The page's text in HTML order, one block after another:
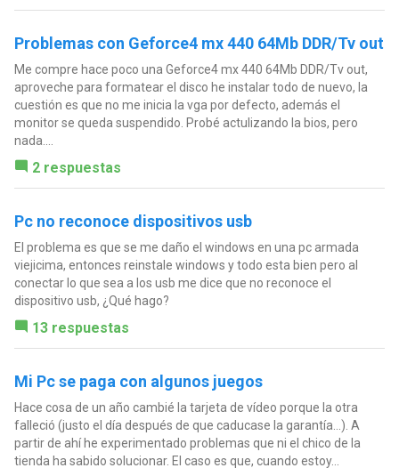
Problemas con Geforce4 mx 440 64Mb DDR/Tv out
Me compre hace poco una Geforce4 mx 440 64Mb DDR/Tv out,
aproveche para formatear el disco he instalar todo de nuevo, la
cuestión es que no me inicia la vga por defecto, además el
monitor se queda suspendido. Probé actulizando la bios, pero
nada....
2 respuestas
Pc no reconoce dispositivos usb
El problema es que se me daño el windows en una pc armada
viejicima, entonces reinstale windows y todo esta bien pero al
conectar lo que sea a los usb me dice que no reconoce el
dispositivo usb, ¿Qué hago?
13 respuestas
Mi Pc se paga con algunos juegos
Hace cosa de un año cambié la tarjeta de vídeo porque la otra
falleció (justo el día después de que caducase la garantía...). A
partir de ahí he experimentado problemas que ni el chico de la
tienda ha sabido solucionar. El caso es que, cuando estoy...